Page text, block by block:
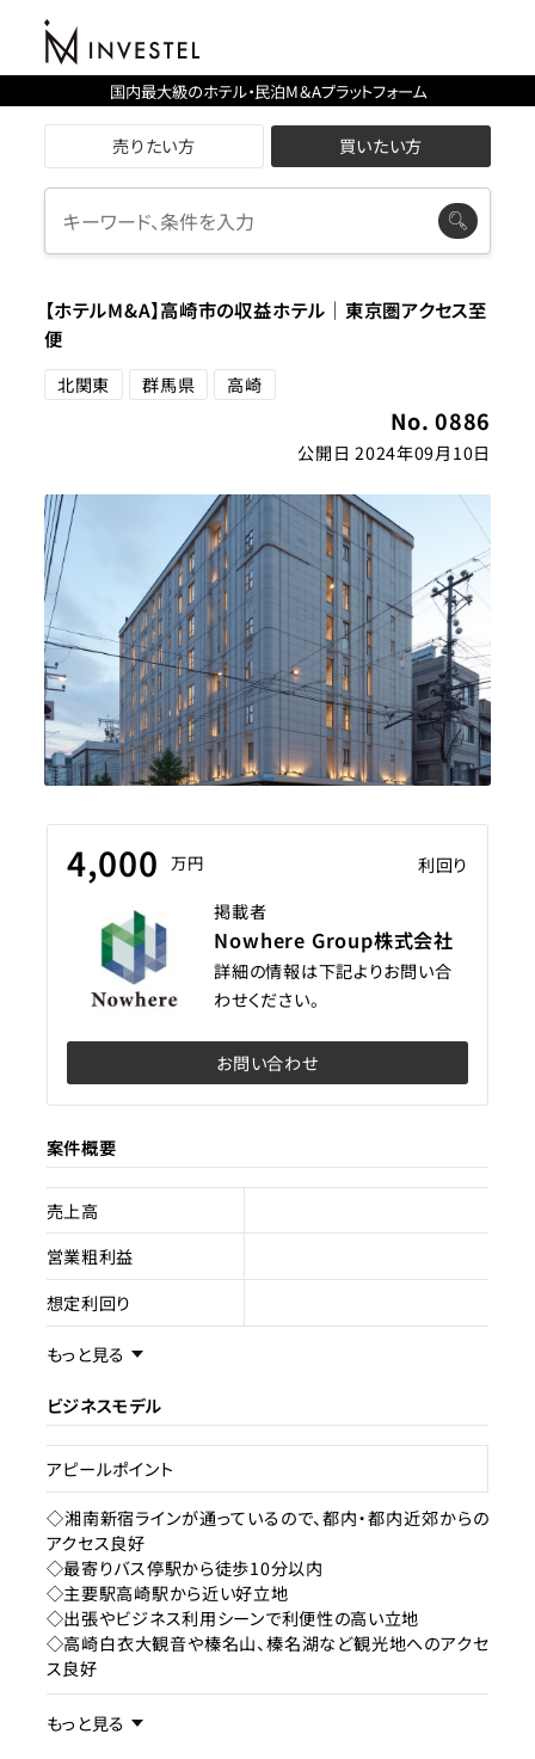
国内最大級のホテル・民泊M＆Aプラットフォーム
売りたい方 買いたい方
【ホテルM&A】高崎市の収益ホテル｜東京圏アクセス至
便
北関東 群馬県 高崎
No. 0886
公開日 2024年09月10日
4,000 万円
利回り
掲載者
Nowhere Group株式会社
詳細の情報は下記よりお問い合
わせください。
お問い合わせ
案件概要
売上高
営業粗利益
想定利回り
売却スキーム
権利
売却理由
ライセンス種類
現状
もっと見る
ビジネスモデル
アピールポイント
◇湘南新宿ラインが通っているので、都内・都内近郊からの
アクセス良好
◇最寄りバス停駅から徒歩10分以内
◇主要駅高崎駅から近い好立地
◇出張やビジネス利用シーンで利便性の高い立地
◇高崎白衣大観音や榛名山、榛名湖など観光地へのアクセ
ス良好
事業内容／事業特徴
もっと見る